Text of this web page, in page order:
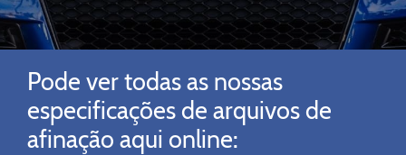
Pode ver todas as nossas
especificações de arquivos de
afinação aqui online: